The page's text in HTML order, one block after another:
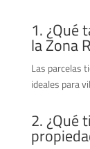
1. ¿Qué
la Zona
Las parcelas
ideales para
2. ¿Qué